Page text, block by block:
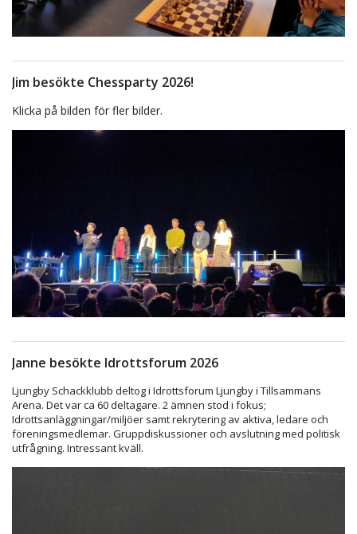
Jim besökte Chessparty 2026!
Klicka på bilden för fler bilder.
Janne besökte Idrottsforum 2026
Ljungby Schackklubb deltog i Idrottsforum Ljungby i Tillsammans
Arena. Det var ca 60 deltagare. 2 ämnen stod i fokus;
Idrottsanläggningar/miljöer samt rekrytering av aktiva, ledare och
föreningsmedlemar. Gruppdiskussioner och avslutning med politisk
utfrågning. Intressant kväll.